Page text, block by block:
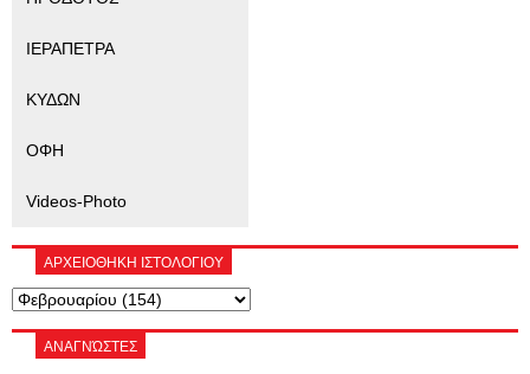
ΙΕΡΑΠΕΤΡΑ
ΚΥΔΩΝ
ΟΦΗ
Videos-Photo
ΑΡΧΕΙΟΘΗΚΗ ΙΣΤΟΛΟΓΙΟΥ
ΑΝΑΓΝΏΣΤΕΣ